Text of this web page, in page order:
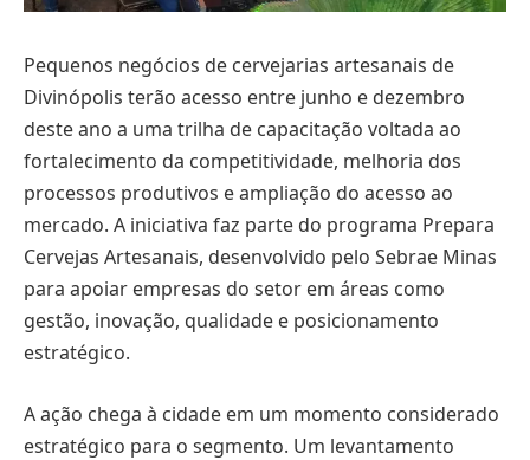
Pequenos negócios de cervejarias artesanais de
Divinópolis terão acesso entre junho e dezembro
deste ano a uma trilha de capacitação voltada ao
fortalecimento da competitividade, melhoria dos
processos produtivos e ampliação do acesso ao
mercado. A iniciativa faz parte do programa Prepara
Cervejas Artesanais, desenvolvido pelo Sebrae Minas
para apoiar empresas do setor em áreas como
gestão, inovação, qualidade e posicionamento
estratégico.
A ação chega à cidade em um momento considerado
estratégico para o segmento. Um levantamento